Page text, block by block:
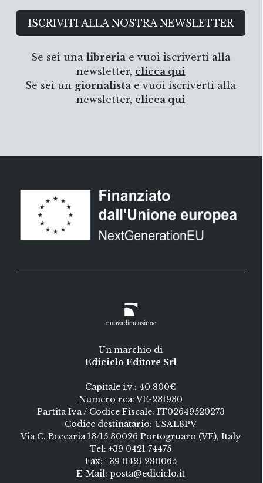
Dieci anni di storia locale raccontati da
un protagonista diretto che ne
ricostruisce le fasi essenziali rasmettendo
fatti ed emozioni, con un contributo di
riflessioni maturate nel tempo e con forti
richiami al presente.
ISCRIVITI ALLA NOSTRA NEWSLETTER
Se sei una libreria e vuoi iscriverti alla
newsletter, clicca qui
Se sei un giornalista e vuoi iscriverti alla
newsletter, clicca qui
Un marchio di
Ediciclo Editore Srl
Capitale i.v.: 40.800€
Numero rea: VE-231930
Partita Iva / Codice Fiscale: IT02649520273
Codice destinatario: USAL8PV
Via C. Beccaria 13/15 30026 Portogruaro (VE), Italy
Tel:+39 0421 74475
Fax: +39 0421 280065
E-Mail:posta@ediciclo.it